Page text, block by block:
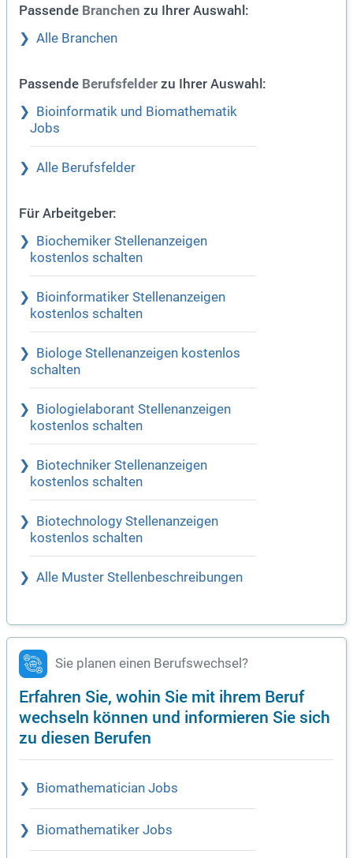
Passende Branchen zu Ihrer Auswahl:
Alle Branchen
Passende Berufsfelder zu Ihrer Auswahl:
Bioinformatik und Biomathematik
Jobs
Alle Berufsfelder
Für Arbeitgeber:
Biochemiker Stellenanzeigen
kostenlos schalten
Bioinformatiker Stellenanzeigen
kostenlos schalten
Biologe Stellenanzeigen kostenlos
schalten
Biologielaborant Stellenanzeigen
kostenlos schalten
Biotechniker Stellenanzeigen
kostenlos schalten
Biotechnology Stellenanzeigen
kostenlos schalten
Alle Muster Stellenbeschreibungen
Sie planen einen Berufswechsel?
Erfahren Sie, wohin Sie mit ihrem Beruf
wechseln können und informieren Sie sich
zu diesen Berufen
Biomathematician Jobs
Biomathematiker Jobs